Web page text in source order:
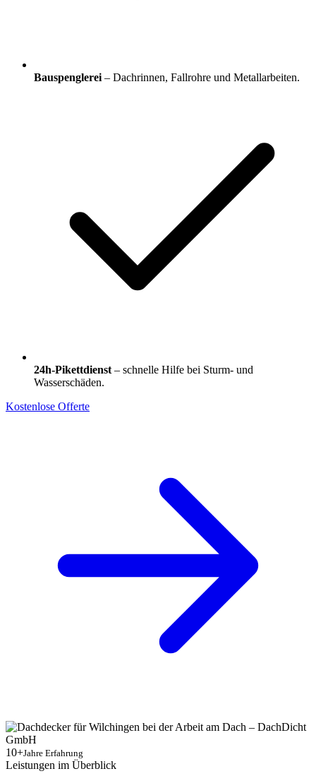
Bauspenglerei – Dachrinnen, Fallrohre und Metallarbeiten.
24h-Pikettdienst – schnelle Hilfe bei Sturm- und
Wasserschäden.
Kostenlose Offerte
10+Jahre Erfahrung
Leistungen im Überblick